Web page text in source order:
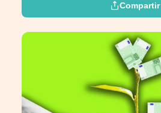
Compartir